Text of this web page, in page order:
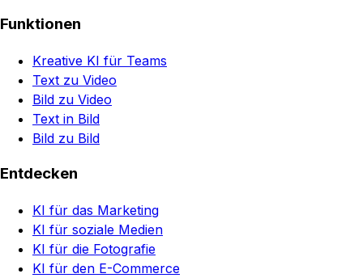
Funktionen
Kreative KI für Teams
Text zu Video
Bild zu Video
Text in Bild
Bild zu Bild
Entdecken
KI für das Marketing
KI für soziale Medien
KI für die Fotografie
KI für den E-Commerce